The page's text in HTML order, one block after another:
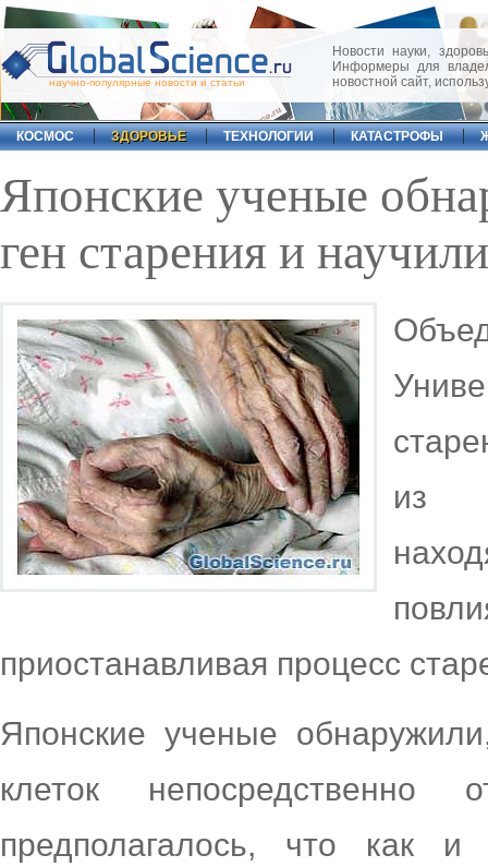
научно-популярные новости и статьи
Новости науки,
Информеры для
новостной сайт,
КОСМОС ЗДОРОВЬЕ ТЕХНОЛОГИИ КАТАСТРОФЫ
Японские ученые
ген старения и
из
приостанавливая процесс
Японские ученые
клеток
предполагалось, что как